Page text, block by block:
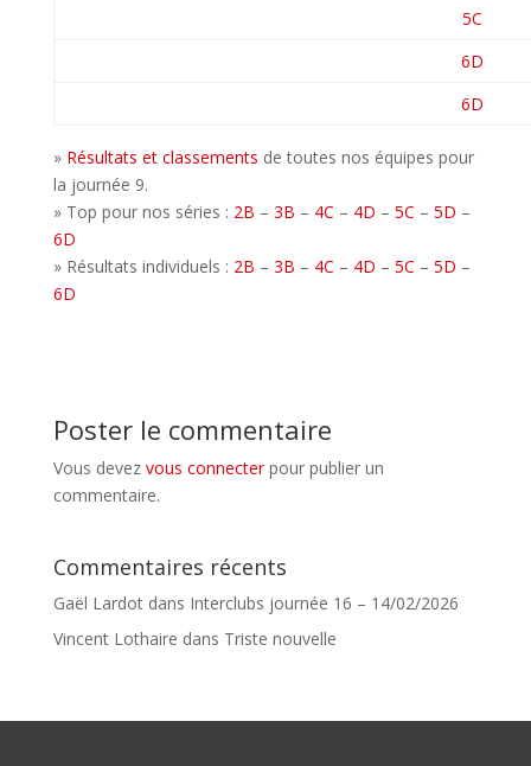
5C
6D
6D
» Résultats et classements de toutes nos équipes pour
la journée 9.
» Top pour nos séries : 2B – 3B – 4C – 4D – 5C – 5D –
6D
» Résultats individuels : 2B – 3B – 4C – 4D – 5C – 5D –
6D
Poster le commentaire
Vous devez vous connecterpour publier un
commentaire.
Commentaires récents
Gaël Lardotdans Interclubs journée 16 – 14/02/2026
Vincent Lothaire dans Triste nouvelle